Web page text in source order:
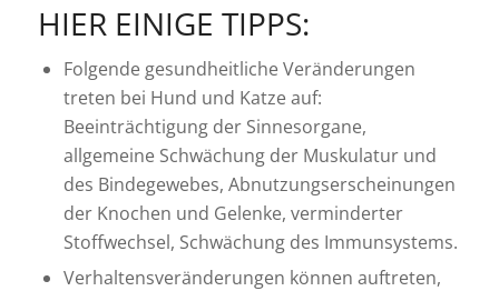
HIER EINIGE TIPPS:
Folgende gesundheitliche Veränderungen
treten bei Hund und Katze auf:
Beeinträchtigung der Sinnesorgane,
allgemeine Schwächung der Muskulatur und
des Bindegewebes, Abnutzungserscheinungen
der Knochen und Gelenke, verminderter
Stoffwechsel, Schwächung des Immunsystems.
Verhaltensveränderungen können auftreten,